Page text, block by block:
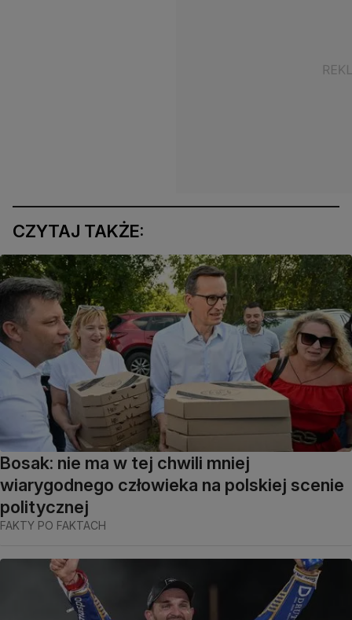
CZYTAJ TAKŻE:
Bosak: nie ma w tej chwili mniej
wiarygodnego człowieka na polskiej scenie
politycznej
FAKTY PO FAKTACH